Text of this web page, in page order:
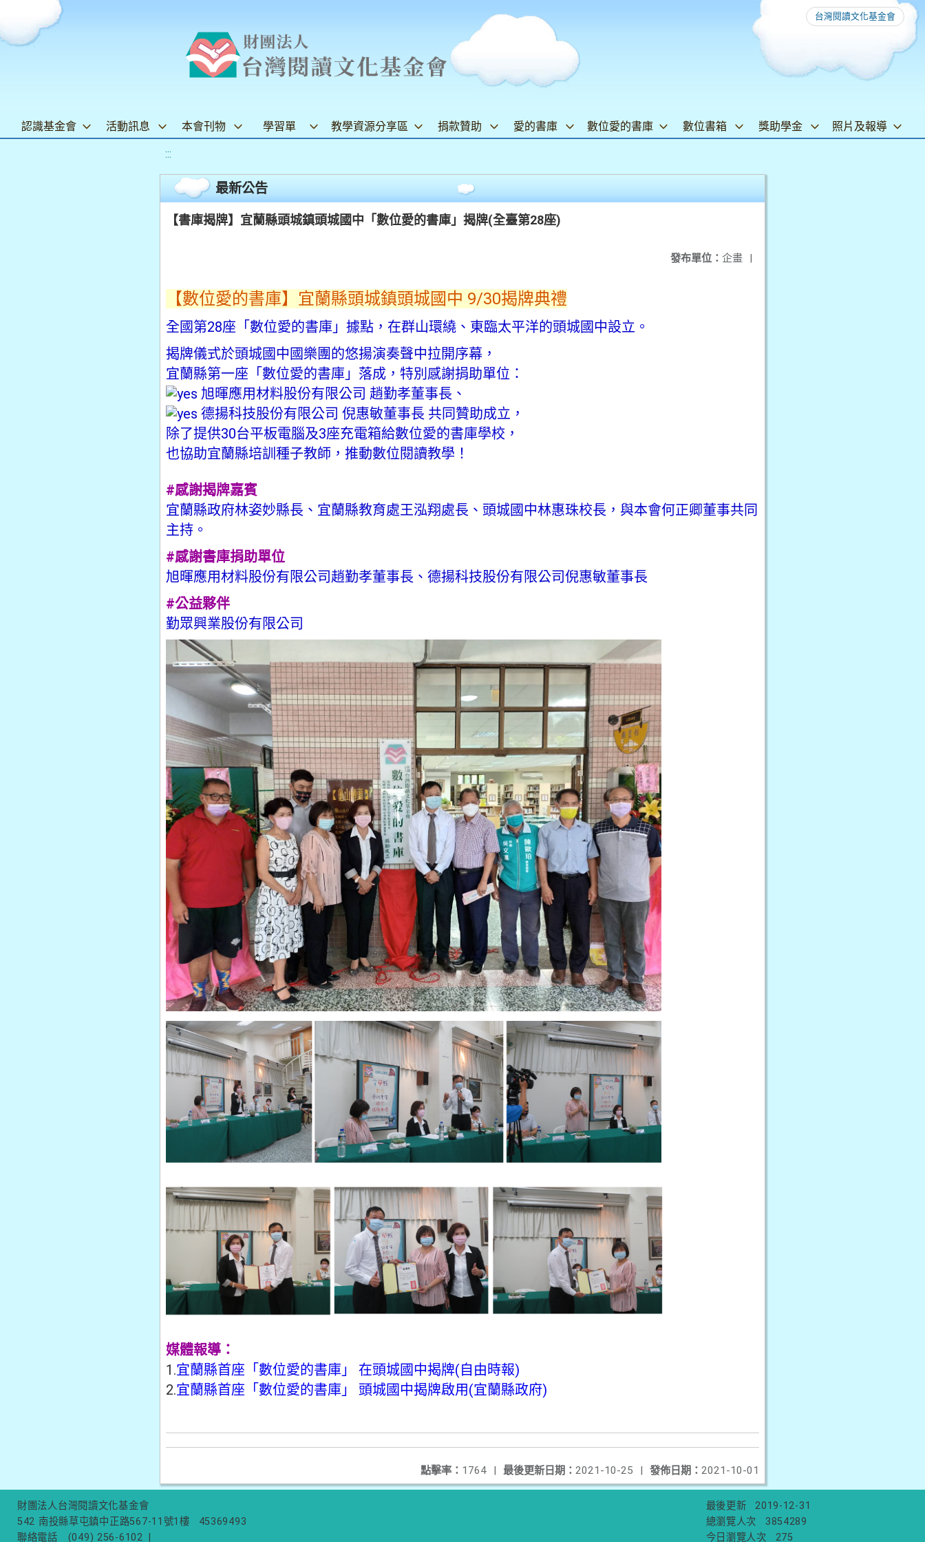
台灣閱讀文化基金會
認識基金會 活動訊息 本會刊物 學習單 教學資源分享區 捐款贊助 愛的書庫 數位愛的書庫 數位書箱 獎助學金 照片及報導
:::
最新公告
【書庫揭牌】宜蘭縣頭城鎮頭城國中「數位愛的書庫」揭牌(全臺第28座)
發布單位： 企畫 |
【數位愛的書庫】宜蘭縣頭城鎮頭城國中 9/30揭牌典禮
全國第28座「數位愛的書庫」據點，在群山環繞、東臨太平洋的頭城國中設立。
揭牌儀式於頭城國中國樂團的悠揚演奏聲中拉開序幕，
宜蘭縣第一座「數位愛的書庫」落成，特別感謝捐助單位：
旭暉應用材料股份有限公司 趙勤孝董事長、
德揚科技股份有限公司 倪惠敏董事長 共同贊助成立，
除了提供30台平板電腦及3座充電箱給數位愛的書庫學校，
也協助宜蘭縣培訓種子教師，推動數位閱讀教學！
#感謝揭牌嘉賓
宜蘭縣政府林姿妙縣長、宜蘭縣教育處王泓翔處長、頭城國中林惠珠校長，與本會何正卿董事共同
主持。
#感謝書庫捐助單位
旭暉應用材料股份有限公司趙勤孝董事長、德揚科技股份有限公司倪惠敏董事長
#公益夥伴
勤眾興業股份有限公司
媒體報導：
1.宜蘭縣首座「數位愛的書庫」 在頭城國中揭牌(自由時報)
2.宜蘭縣首座「數位愛的書庫」 頭城國中揭牌啟用(宜蘭縣政府)
發佈日期： 2021-10-01
最後更新日期： 2021-10-25 |
點擊率： 1764 |
財團法人台灣閱讀文化基金會
542 南投縣草屯鎮中正路567-11號1樓
45369493
聯絡電話
(049) 256-6102
最後更新
2019-12-31
總瀏覽人次
3854289
今日瀏覽人次
275